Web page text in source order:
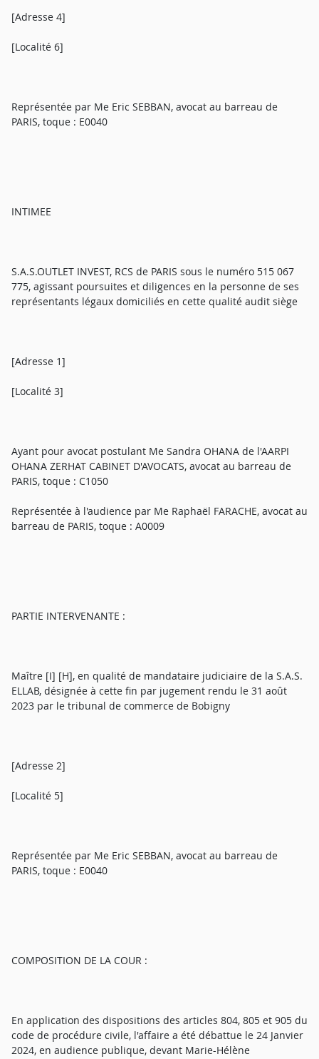
[Adresse 4]
[Localité 6]
Représentée par Me Eric SEBBAN, avocat au barreau de
PARIS, toque : E0040
INTIMEE
S.A.S.OUTLET INVEST, RCS de PARIS sous le numéro 515 067
775, agissant poursuites et diligences en la personne de ses
représentants légaux domiciliés en cette qualité audit siège
[Adresse 1]
[Localité 3]
Ayant pour avocat postulant Me Sandra OHANA de l'AARPI
OHANA ZERHAT CABINET D'AVOCATS, avocat au barreau de
PARIS, toque : C1050
Représentée à l'audience par Me Raphaël FARACHE, avocat au
barreau de PARIS, toque : A0009
PARTIE INTERVENANTE :
Maître [I] [H], en qualité de mandataire judiciaire de la S.A.S.
ELLAB, désignée à cette fin par jugement rendu le 31 août
2023 par le tribunal de commerce de Bobigny
[Adresse 2]
[Localité 5]
Représentée par Me Eric SEBBAN, avocat au barreau de
PARIS, toque : E0040
COMPOSITION DE LA COUR :
En application des dispositions des articles 804, 805 et 905 du
code de procédure civile, l'affaire a été débattue le 24 Janvier
2024, en audience publique, devant Marie-Hélène